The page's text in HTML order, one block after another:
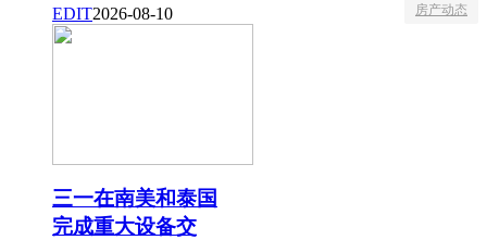
EDIT2026-08-10 房产动态
三一在南美和泰国
完成重大设备交